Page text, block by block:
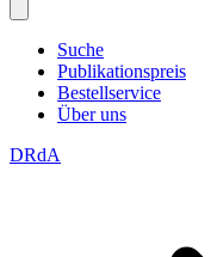
Suche
Publikationspreis
Bestellservice
Über uns
DRdA